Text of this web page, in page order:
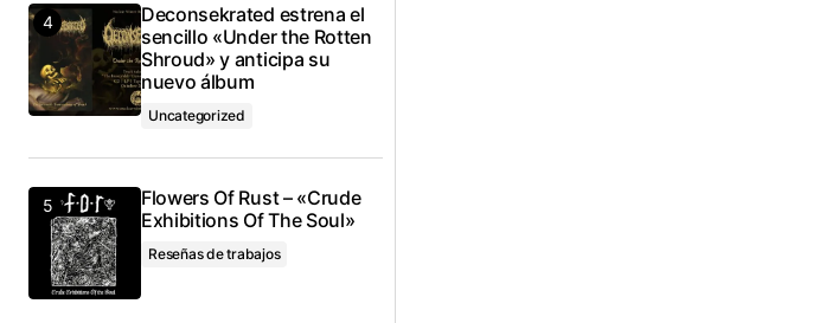
Deconsekrated estrena el
sencillo «Under the Rotten
Shroud» y anticipa su
nuevo álbum
Uncategorized
Flowers Of Rust – «Crude
Exhibitions Of The Soul»
Reseñas de trabajos